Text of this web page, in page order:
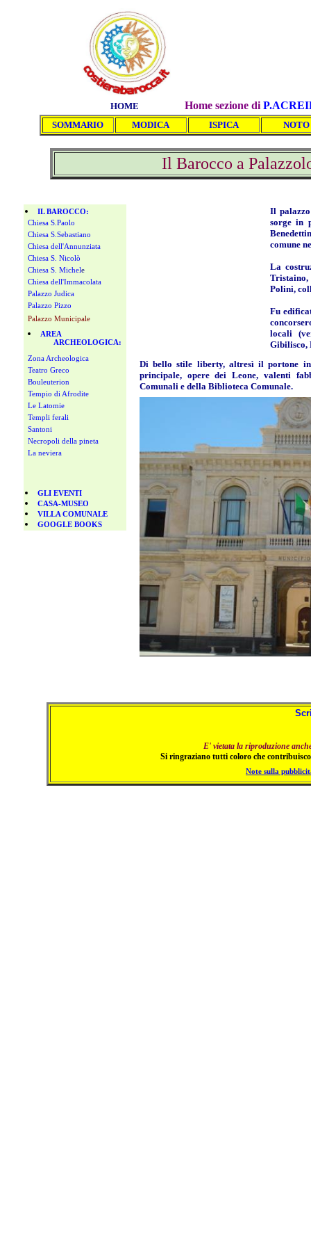
HOME Home sezione di
SOMMARIO MODICA ISPICA NOTO
Il Barocco a
IL BAROCCO:
Chiesa S.Paolo
Chiesa S.Sebastiano
Chiesa dell'Annunziata
Chiesa S. Nicolò
Chiesa S. Michele
Chiesa dell'Immacolata
Palazzo Judica
Palazzo Pizzo
Palazzo Municipale
AREA
ARCHEOLOGICA:
Zona Archeologica
Teatro Greco
Bouleuterion
Tempio di Afrodite
Le Latomie
Templi ferali
Santoni
Necropoli della pineta
La neviera
GLI EVENTI
CASA-MUSEO
VILLA COMUNALE
GOOGLE BOOKS
Il
sorge in
comune
La
Polini,
Fu
locali
Gibilisco,
Di bello stile liberty, altresì il portone
principale, opere dei Leone, valenti
Comunali e della Biblioteca Comunale.
E' vietata la riproduzione
Si ringraziano tutti coloro che
Note sulla